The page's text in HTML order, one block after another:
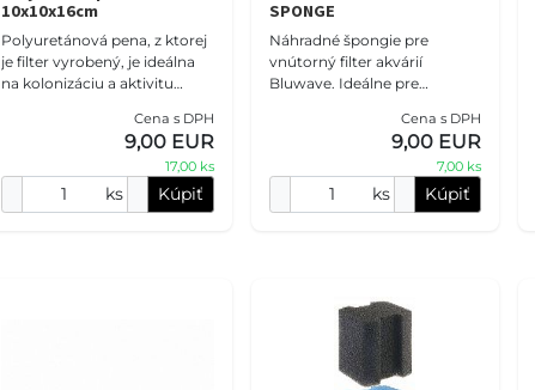
10x10x16cm
Polyuretánová pena, z ktorej
je filter vyrobený, je ideálna
na kolonizáciu a aktivitu
výrazne zlepšujú kvalitu vody
Cena s DPH
9,00 EUR
17,00 ks
ks Kúpiť
SPONGE
Náhradné špongie pre
vnútorný filter akvárií
Bluwave. Ideálne pre
akváriá. Balenie obsahujúce
jednu špongiu s aktívnym
Cena s DPH
9,00 EUR
7,00 ks
ks Kúpiť